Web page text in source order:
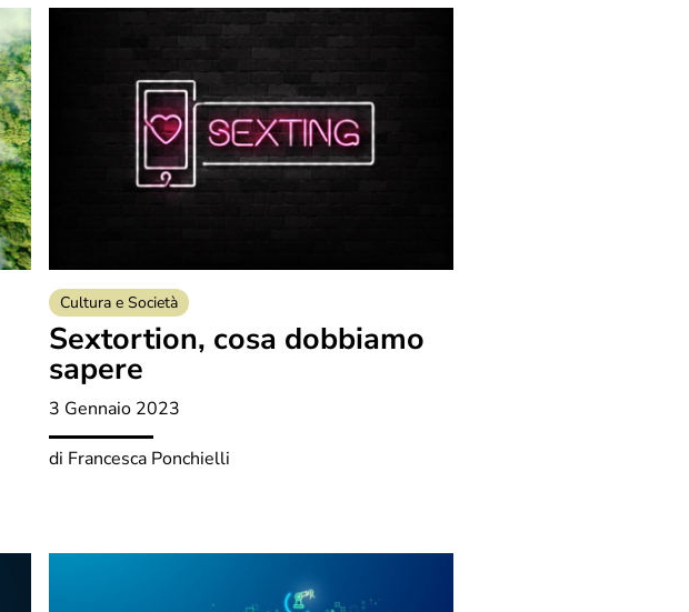
Cultura e Società
Sextortion, cosa dobbiamo
sapere
3 Gennaio 2023
di Francesca Ponchielli